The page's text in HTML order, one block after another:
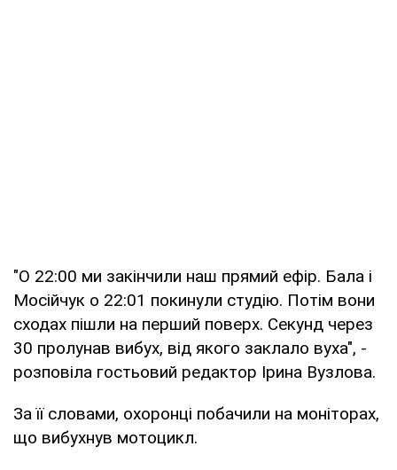
"О 22:00 ми закінчили наш прямий ефір. Бала і
Мосійчук о 22:01 покинули студію. Потім вони
сходах пішли на перший поверх. Секунд через
30 пролунав вибух, від якого заклало вуха", -
розповіла гостьовий редактор Ірина Вузлова.
За її словами, охоронці побачили на моніторах,
що вибухнув мотоцикл.